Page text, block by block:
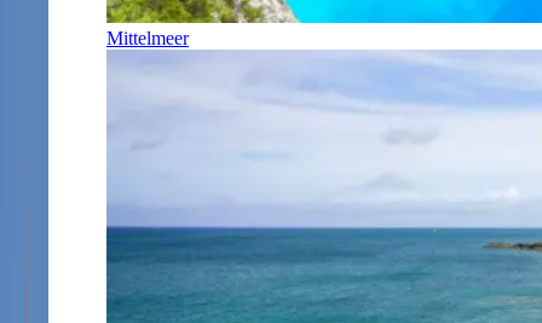
Mittelmeer